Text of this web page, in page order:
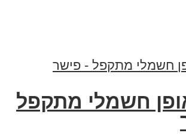
חשמלי מתקפל